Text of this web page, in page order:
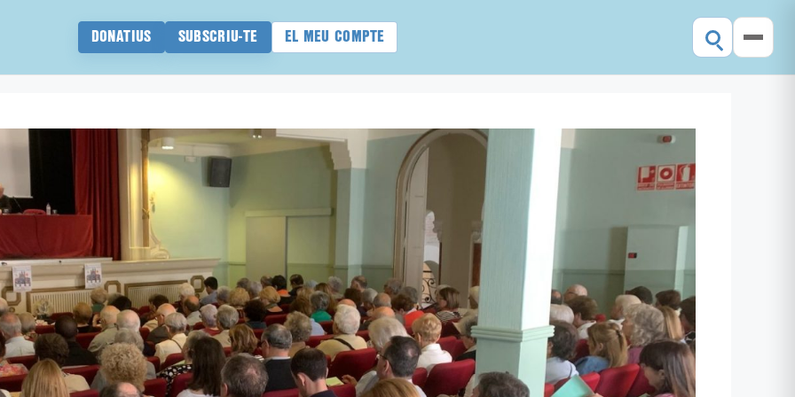
DONATIUS SUBSCRIU-TE EL MEU COMPTE